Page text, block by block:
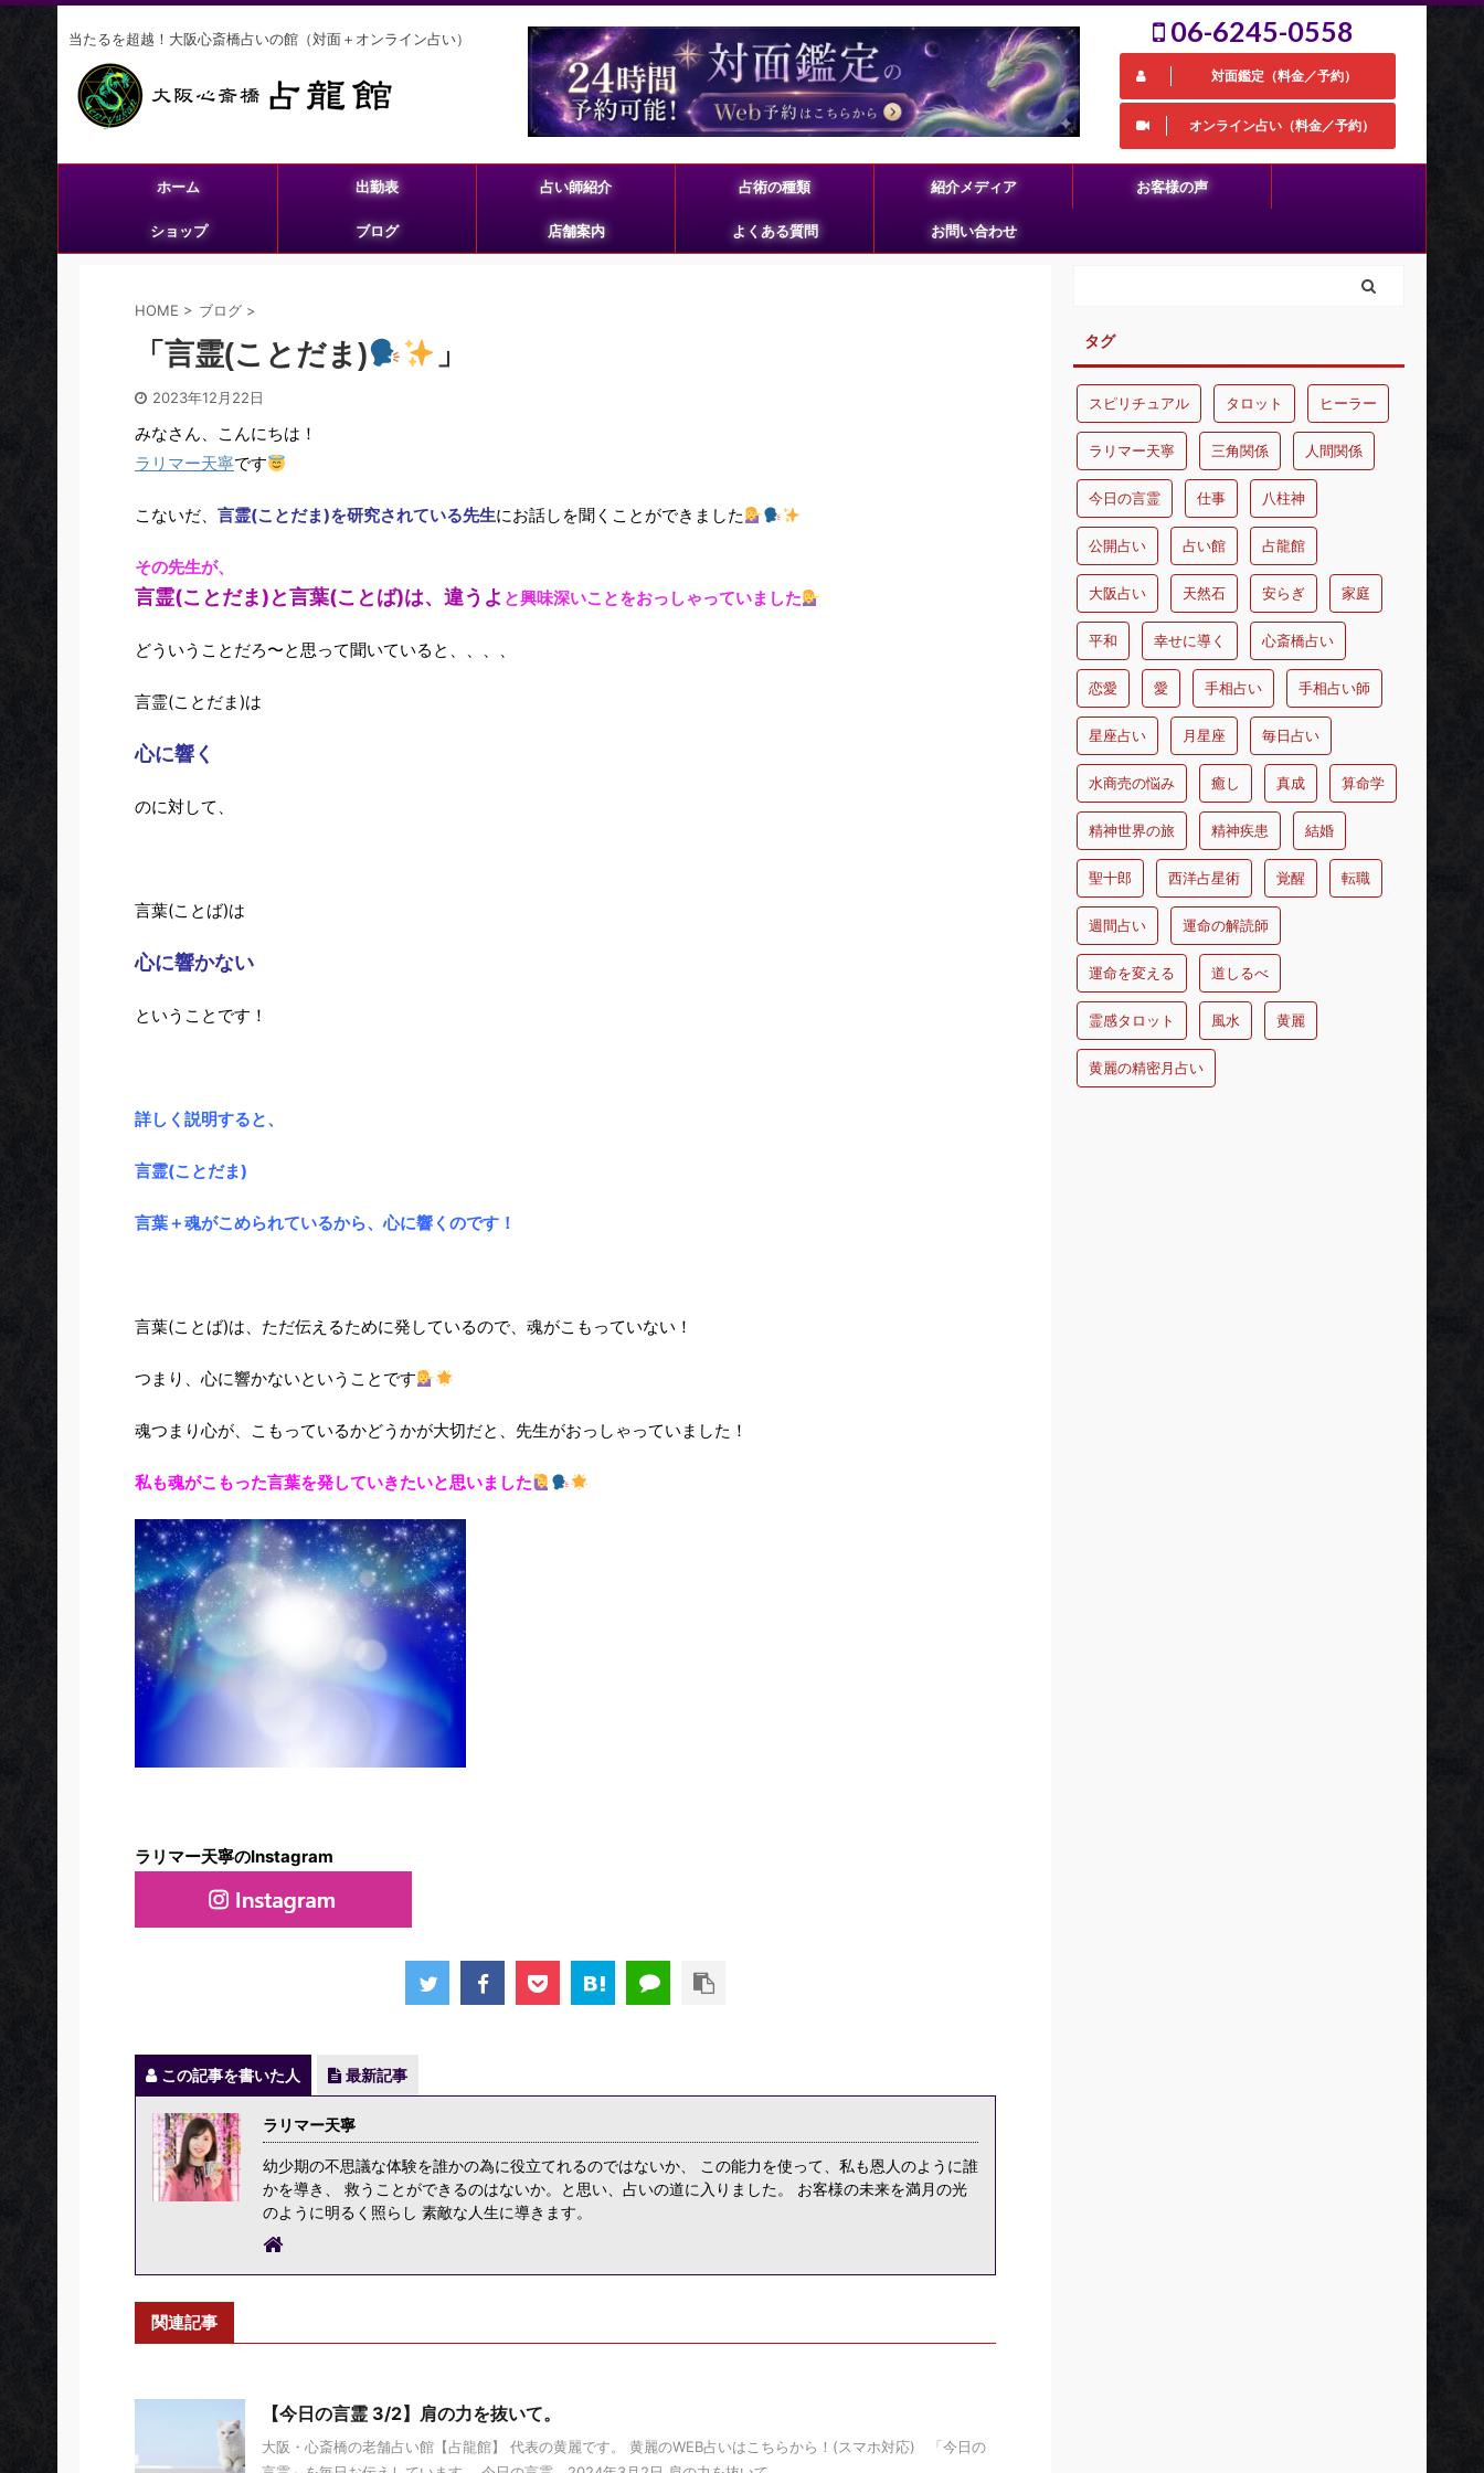
当たるを超越！大阪心斎橋占いの館（対面＋オンライン占い） 06-6245-0558
対面鑑定（料金／予約）
オンライン占い（料金／予約）
ホーム 出勤表 占い師紹介 占術の種類 紹介メディア お客様の声
ショップ ブログ 店舗案内 よくある質問 お問い合わせ
HOME > ブログ >
「言霊(ことだま) 」
2023年12月22日
みなさん、こんにちは！
ラリマー天寧です
こないだ、 言霊(ことだま)を研究されている先生にお話しを聞くことができました
その先生が、
言霊(ことだま)と言葉(ことば)は、違うよ と興味深いことをおっしゃっていました
どういうことだろ〜と思って聞いていると、、、、
言霊(ことだま)は
心に響く
のに対して、
言葉(ことば)は
心に響かない
ということです！
詳しく説明すると、
言霊(ことだま)
言葉＋魂がこめられているから、心に響くのです！
言葉(ことば)は、ただ伝えるために発しているので、魂がこもっていない！
つまり、心に響かないということです
魂つまり心が、こもっているかどうかが大切だと、先生がおっしゃっていました！
私も魂がこもった言葉を発していきたいと思いました
ラリマー天寧のInstagram
この記事を書いた人 最新記事
ラリマー天寧
幼少期の不思議な体験を誰かの為に役立てれるのではないか、 この能力を使って、私も恩人のように誰
かを導き、 救うことができるのはないか。と思い、占いの道に入りました。 お客様の未来を満月の光
のように明るく照らし 素敵な人生に導きます。
関連記事
【今日の言霊 3/2】肩の力を抜いて。
大阪・心斎橋の老舗占い館【占龍館】 代表の黄麗です。 黄麗のWEB占いはこちらから！(スマホ対応) 「今日の
タグ
スピリチュアル タロット ヒーラー
ラリマー天寧 三角関係 人間関係
今日の言霊 仕事 八柱神
公開占い 占い館 占龍館
大阪占い 天然石 安らぎ 家庭
平和 幸せに導く 心斎橋占い
恋愛 愛 手相占い 手相占い師
星座占い 月星座 毎日占い
水商売の悩み 癒し 真成 算命学
精神世界の旅 精神疾患 結婚
聖十郎 西洋占星術 覚醒 転職
週間占い 運命の解読師
運命を変える 道しるべ
霊感タロット 風水 黄麗
黄麗の精密月占い